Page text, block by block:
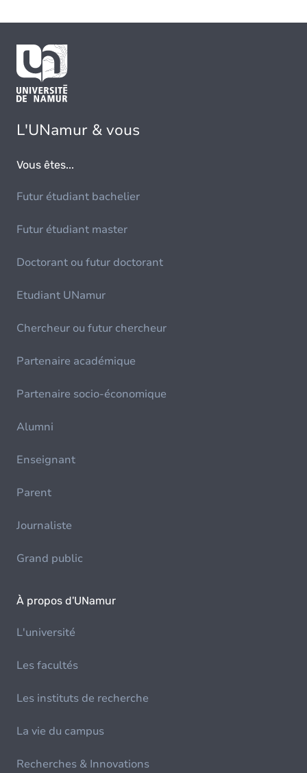
L'UNamur & vous
Vous êtes...
Futur étudiant bachelier
Futur étudiant master
Doctorant ou futur doctorant
Etudiant UNamur
Chercheur ou futur chercheur
Partenaire académique
Partenaire socio-économique
Alumni
Enseignant
Parent
Journaliste
Grand public
À propos d'UNamur
L'université
Les facultés
Les instituts de recherche
La vie du campus
Recherches & Innovations